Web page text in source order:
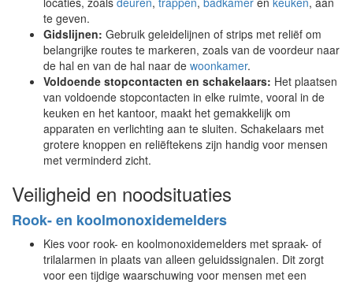
te geven.
Gidslijnen: Gebruik geleidelijnen of strips met reliëf om
belangrijke routes te markeren, zoals van de voordeur naar
de hal en van de hal naar de woonkamer.
Voldoende stopcontacten en schakelaars: Het plaatsen
van voldoende stopcontacten in elke ruimte, vooral in de
keuken en het kantoor, maakt het gemakkelijk om
apparaten en verlichting aan te sluiten. Schakelaars met
grotere knoppen en reliëftekens zijn handig voor mensen
met verminderd zicht.
Veiligheid en noodsituaties
Rook- en koolmonoxidemelders
Kies voor rook- en koolmonoxidemelders met spraak- of
trilalarmen in plaats van alleen geluidssignalen. Dit zorgt
voor een tijdige waarschuwing voor mensen met een